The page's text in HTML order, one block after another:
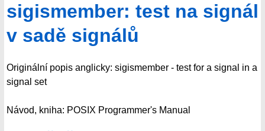
sigismember: test na signál
v sadě signálů
Originální popis anglicky: sigismember - test for a signal in a
signal set
Návod, kniha: POSIX Programmer's Manual